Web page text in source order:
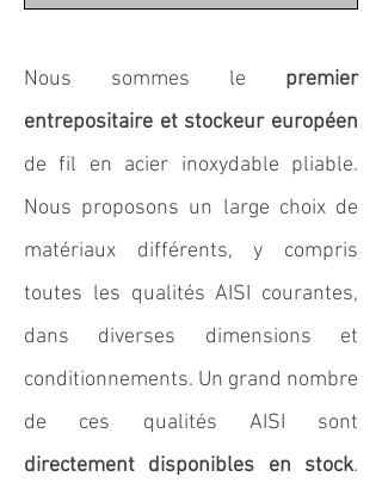
Nous sommes le premier
entrepositaire et stockeur européen
de fil en acier inoxydable pliable.
Nous proposons un large choix de
matériaux différents, y compris
toutes les qualités AISI courantes,
dans diverses dimensions et
conditionnements. Un grand nombre
de ces qualités AISI sont
directement disponibles en stock.